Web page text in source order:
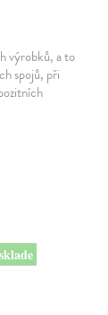
výrobků, a to
spojů, při